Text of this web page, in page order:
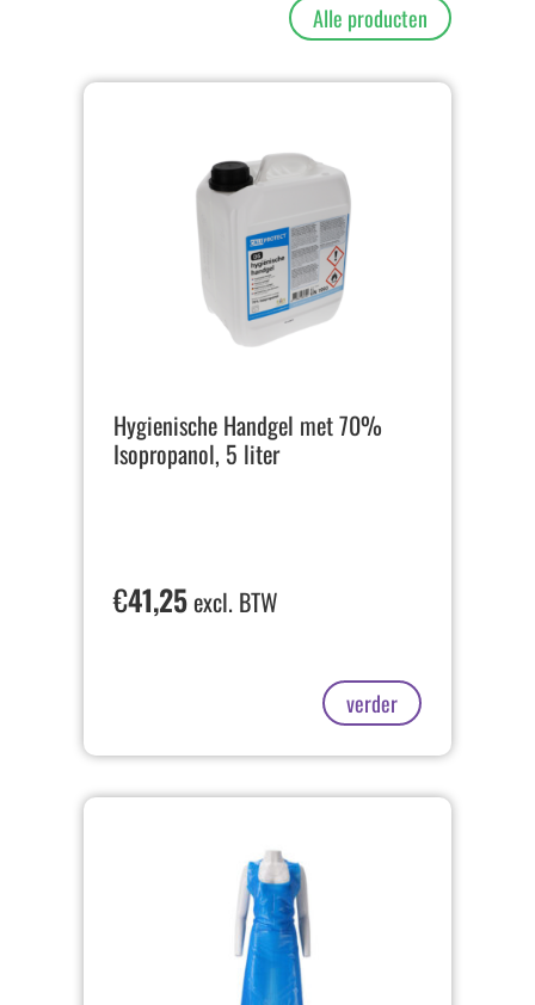
Alle producten
Hygienische Handgel met 70%
Isopropanol, 5 liter
€41,25excl. BTW
verder